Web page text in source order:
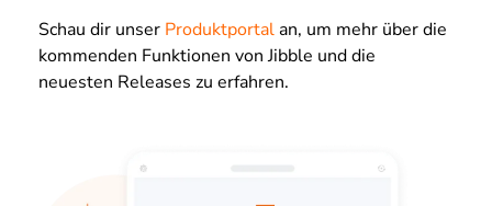
Schau dir unser Produktportalan, um mehr über die
kommenden Funktionen von Jibble und die
neuesten Releases zu erfahren.